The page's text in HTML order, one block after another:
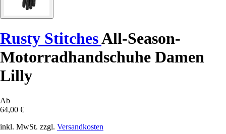
Rusty StitchesAll-Season-
Motorradhandschuhe Damen
Lilly
Ab
64,00 €
inkl. MwSt. zzgl. Versandkosten